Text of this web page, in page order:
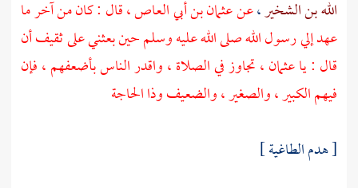
الله بن الشخير،عنعثمان بن أبي العاص، قال : كان من آخر ما
عهد إلي رسول الله صلى الله عليه وسلم حين بعثني علىثقيفأن
قال : ياعثمان، تجاوز في الصلاة ، واقدر الناس بأضعفهم ، فإن
فيهم الكبير ، والصغير ، والضعيف وذا الحاجة
[ هدم الطاغية ]